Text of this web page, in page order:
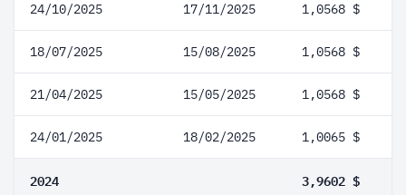
24/10/2025 17/11/2025 1,0568 $
18/07/2025 15/08/2025 1,0568 $
21/04/2025 15/05/2025 1,0568 $
24/01/2025 18/02/2025 1,0065 $
2024 3,9602 $